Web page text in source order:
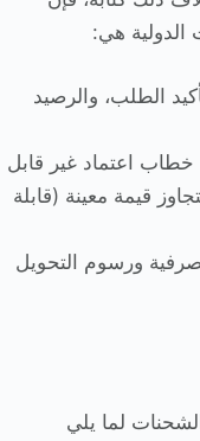
الدولية هي:
تأكيد الطلب، والرصيد
اعتماد غير قابل
قيمة معينة (قابلة
ورسوم التحويل
لما يلي